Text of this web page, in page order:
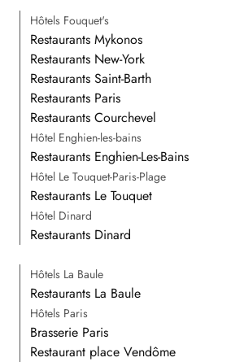
Hôtels Fouquet's
Restaurants Mykonos
Restaurants New-York
Restaurants Saint-Barth
Restaurants Paris
Restaurants Courchevel
Hôtel Enghien-les-bains
Restaurants Enghien-Les-Bains
Hôtel Le Touquet-Paris-Plage
Restaurants Le Touquet
Hôtel Dinard
Restaurants Dinard
Hôtels La Baule
Restaurants La Baule
Hôtels Paris
Brasserie Paris
Restaurant place Vendôme